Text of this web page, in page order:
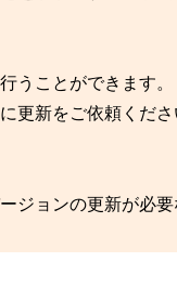
うことができます。
更新をご依頼くださ
ジョンの更新が必要